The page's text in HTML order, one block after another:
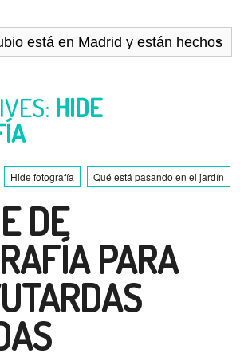
HIDE
Hide fotografía Qué está pasando en el jardín
DE
PARA